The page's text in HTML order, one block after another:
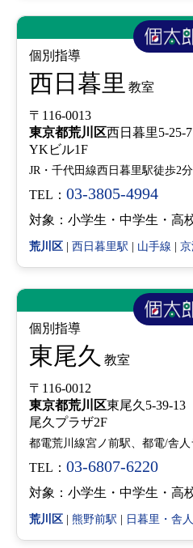
個別指導
西日暮里 教室
〒116-0013
東京都荒川区西日暮里5-25-7
YKビル1F
TEL： 03-3805-4994
対象：小学生・中学生・高
荒川区 西日暮里駅 山手線
個別指導
東尾久 教室
〒116-0012
東京都荒川区東尾久5-39-13
尾久プラザ2F
都電荒川線宮ノ前駅、都電/舎
TEL： 03-6807-6220
対象：小学生・中学生・高
荒川区 熊野前駅 日暮里・舎